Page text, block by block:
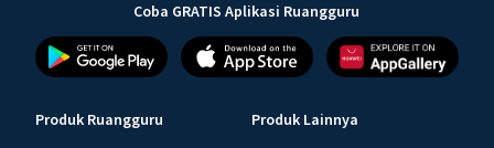
Coba GRATIS Aplikasi Ruangguru
Produk Ruangguru Produk Lainnya